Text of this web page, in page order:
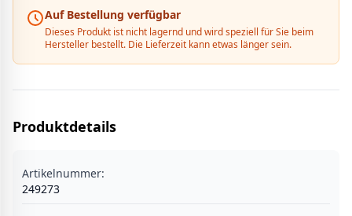
Auf Bestellung verfügbar
Dieses Produkt ist nicht lagernd und wird speziell für Sie beim
Hersteller bestellt. Die Lieferzeit kann etwas länger sein.
Produktdetails
Artikelnummer:
249273